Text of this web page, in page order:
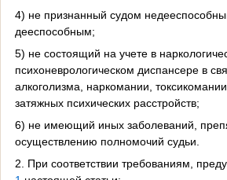
4) не признанный судом
дееспособным;
5) не состоящий на учете в
психоневрологическом диспансере в
алкоголизма, наркомании,
затяжных психических расстройств;
6) не имеющий иных заболеваний,
осуществлению полномочий судьи.
2. При соответствии требованиям,